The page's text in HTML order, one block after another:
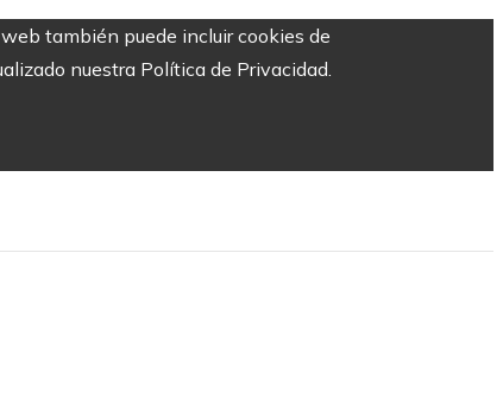
también puede incluir cookies de
nuestra Política de Privacidad.